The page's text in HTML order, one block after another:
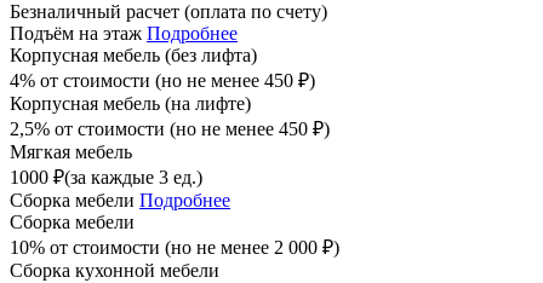
Безналичный расчет (оплата по счету)
Подъём на этаж Подробнее
Корпусная мебель (без лифта)
4% от стоимости (но не менее 450 ₽)
Корпусная мебель (на лифте)
2,5% от стоимости (но не менее 450 ₽)
Мягкая мебель
1000 ₽(за каждые 3 ед.)
Сборка мебели Подробнее
Сборка мебели
10% от стоимости (но не менее 2 000 ₽)
Сборка кухонной мебели